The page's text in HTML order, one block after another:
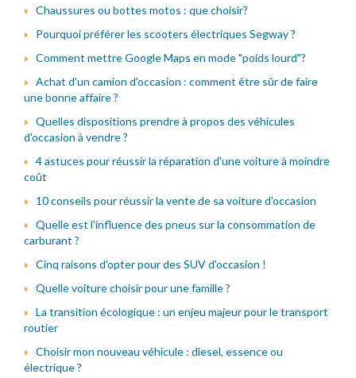
Chaussures ou bottes motos : que choisir?
Pourquoi préférer les scooters électriques Segway ?
Comment mettre Google Maps en mode "poids lourd"?
Achat d'un camion d'occasion : comment être sûr de faire
une bonne affaire ?
Quelles dispositions prendre à propos des véhicules
d'occasion à vendre ?
4 astuces pour réussir la réparation d'une voiture à moindre
coût
10 conseils pour réussir la vente de sa voiture d'occasion
Quelle est l'influence des pneus sur la consommation de
carburant ?
Cinq raisons d'opter pour des SUV d'occasion !
Quelle voiture choisir pour une famille ?
La transition écologique : un enjeu majeur pour le transport
routier
Choisir mon nouveau véhicule : diesel, essence ou
électrique ?